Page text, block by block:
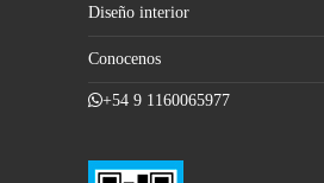
Diseño interior
Conocenos
+54 9 1160065977